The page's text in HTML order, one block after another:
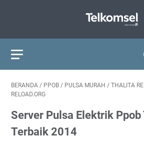
BERANDA / PPOB / PULSA MURAH / THALITA
RELOAD.ORG
Server Pulsa Elektrik
Terbaik 2014